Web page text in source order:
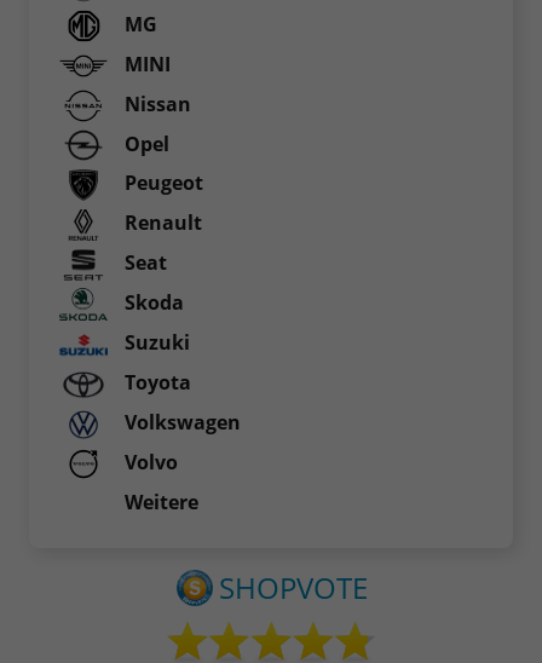
MG
MINI
Nissan
Opel
Peugeot
Renault
Seat
Skoda
Suzuki
Toyota
Volkswagen
Volvo
Weitere